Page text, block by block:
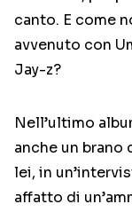
canto. E come
avvenuto con
Jay-z?
Nell’ultimo
anche un
lei, in
affatto di